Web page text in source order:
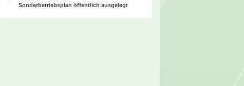
Sonderbetriebsplan öffentlich ausgelegt